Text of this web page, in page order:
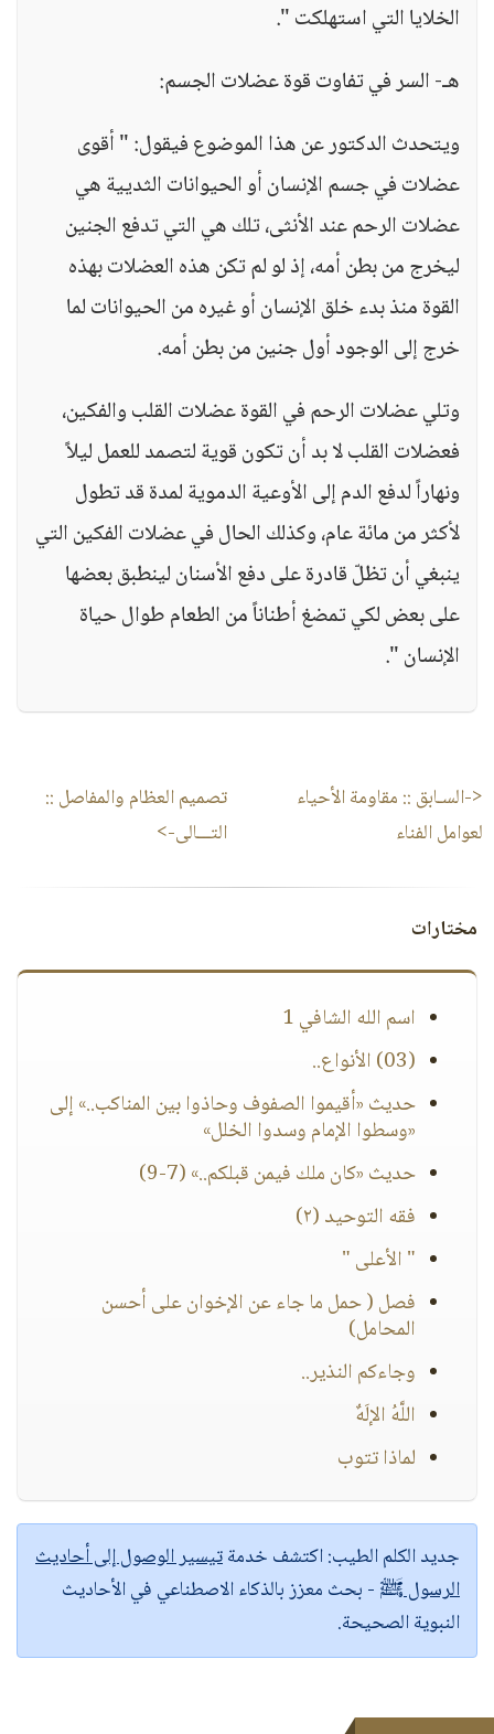
الخلايا التي استهلكت ".
هـ- السر في تفاوت قوة عضلات الجسم:
ويتحدث الدكتور عن هذا الموضوع فيقول: " أقوى
عضلات في جسم الإنسان أو الحيوانات الثديية هي
عضلات الرحم عند الأنثى، تلك هي التي تدفع الجنين
ليخرج من بطن أمه، إذ لو لم تكن هذه العضلات بهذه
القوة منذ بدء خلق الإنسان أو غيره من الحيوانات لما
خرج إلى الوجود أول جنين من بطن أمه.
وتلي عضلات الرحم في القوة عضلات القلب والفكين،
فعضلات القلب لا بد أن تكون قوية لتصمد للعمل ليلاً
ونهاراً لدفع الدم إلى الأوعية الدموية لمدة قد تطول
لأكثر من مائة عام، وكذلك الحال في عضلات الفكين التي
ينبغي أن تظلّ قادرة على دفع الأسنان لينطبق بعضها
على بعض لكي تمضغ أطناناً من الطعام طوال حياة
الإنسان ".
<-السـابق :: مقاومة الأحياء
لعوامل الفناء
تصميم العظام والمفاصل ::
التـــالى->
مختارات
اسم الله الشافي 1
(03) الأنواع..
حديث «أقيموا الصفوف وحاذوا بين المناكب..» إلى
«وسطوا الإمام وسدوا الخلل»
حديث «كان ملك فيمن قبلكم..» (7-9)
فقه التوحيد (٢)
" الأعلى "
فصل ( حمل ما جاء عن الإخوان على أحسن
المحامل)
وجاءكم النذير..
اللَّهُ الإلَهٌ
لماذا تتوب
جديد الكلم الطيب:اكتشف خدمةتيسير الوصول إلى أحاديث
الرسول ﷺ - بحث معزز بالذكاء الاصطناعي في الأحاديث
النبوية الصحيحة.